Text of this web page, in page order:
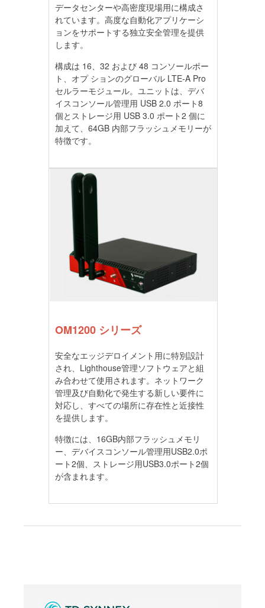
データセンターや高密度現場用に構成さ
れています。高度な自動化アプリケーシ
ョンをサポートする独立安全管理を提供
します。
構成は 16、32 および 48 コンソールポー
ト、オプ ションのグローバル LTE-A Pro
セルラーモジュール。ユニットは、デバ
イスコンソール管理用 USB 2.0 ポート8
個とストレージ用 USB 3.0 ポート2 個に
加えて、64GB 内部フラッシュメモリーが
特徴です。
OM1200 シリーズ
安全なエッジデロイメント用に特別設計
され、Lighthouse管理ソフトウェアと組
み合わせて使用されます。ネットワーク
管理及び自動化で発生する新しい要件に
対応し、すべての場所に存在性と近接性
を提供します。
特徴には、16GB内部フラッシュメモリ
ー、デバイスコンソール管理用USB2.0ポ
ート2個、ストレージ用USB3.0ポート2個
が含まれます。